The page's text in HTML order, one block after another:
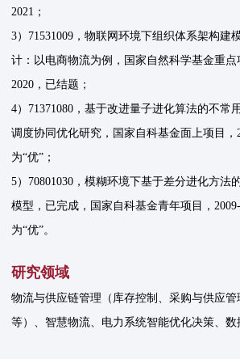
2021；
3）71531009，物联网环境下组织体系架构建
计：以电商物流为例，国家自然科学基金重点
2020，已结题；
4）71371080，基于改进量子进化算法的不常
调度协同优化研究，国家自科基金面上项目，
为“优”；
5）70801030，模糊环境下基于差分进化方法
模型，已完成，国家自科基金青年项目，
为“优”。
研究领域
物流与供应链管理（库存控制、采购与供应管
等）、智慧物流、电力系统智能优化决策、